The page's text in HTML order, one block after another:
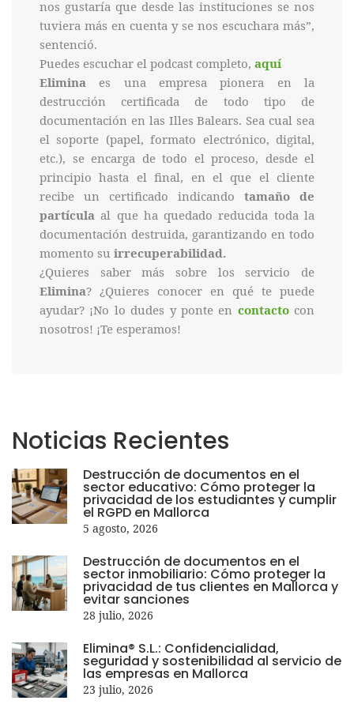
nos gustaría que desde las instituciones se nos
tuviera más en cuenta y se nos escuchara más”,
sentenció.
Puedes escuchar el podcast completo, aquí
Elimina es una empresa pionera en la
destrucción certificada de todo tipo de
documentación en las Illes Balears. Sea cual sea
el soporte (papel, formato electrónico, digital,
etc.), se encarga de todo el proceso, desde el
principio hasta el final, en el que el cliente
recibe un certificado indicando tamaño de
partícula al que ha quedado reducida toda la
documentación destruida, garantizando en todo
momento su irrecuperabilidad.
¿Quieres saber más sobre los servicio de
Elimina? ¿Quieres conocer en qué te puede
ayudar? ¡No lo dudes y ponte en contactocon
nosotros! ¡Te esperamos!
Noticias Recientes
Destrucción de documentos en el
sector educativo: Cómo proteger la
privacidad de los estudiantes y cumplir
el RGPD en Mallorca
5 agosto, 2026
Destrucción de documentos en el
sector inmobiliario: Cómo proteger la
privacidad de tus clientes en Mallorca y
evitar sanciones
28 julio, 2026
Elimina® S.L.: Confidencialidad,
seguridad y sostenibilidad al servicio de
las empresas en Mallorca
23 julio, 2026